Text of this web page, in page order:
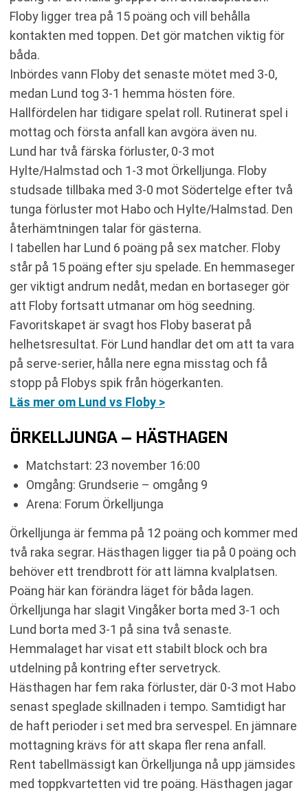
Floby ligger trea på 15 poäng och vill behålla
kontakten med toppen. Det gör matchen viktig för
båda.
Inbördes vann Floby det senaste mötet med 3-0,
medan Lund tog 3-1 hemma hösten före.
Hallfördelen har tidigare spelat roll. Rutinerat spel i
mottag och första anfall kan avgöra även nu.
Lund har två färska förluster, 0-3 mot
Hylte/Halmstad och 1-3 mot Örkelljunga. Floby
studsade tillbaka med 3-0 mot Södertelge efter två
tunga förluster mot Habo och Hylte/Halmstad. Den
återhämtningen talar för gästerna.
I tabellen har Lund 6 poäng på sex matcher. Floby
står på 15 poäng efter sju spelade. En hemmaseger
ger viktigt andrum nedåt, medan en bortaseger gör
att Floby fortsatt utmanar om hög seedning.
Favoritskapet är svagt hos Floby baserat på
helhetsresultat. För Lund handlar det om att ta vara
på serve-serier, hålla nere egna misstag och få
stopp på Flobys spik från högerkanten.
Läs mer om Lund vs Floby >
ÖRKELLJUNGA – HÄSTHAGEN
Matchstart: 23 november 16:00
Omgång: Grundserie – omgång 9
Arena: Forum Örkelljunga
Örkelljunga är femma på 12 poäng och kommer med
två raka segrar. Hästhagen ligger tia på 0 poäng och
behöver ett trendbrott för att lämna kvalplatsen.
Poäng här kan förändra läget för båda lagen.
Örkelljunga har slagit Vingåker borta med 3-1 och
Lund borta med 3-1 på sina två senaste.
Hemmalaget har visat ett stabilt block och bra
utdelning på kontring efter servetryck.
Hästhagen har fem raka förluster, där 0-3 mot Habo
senast speglade skillnaden i tempo. Samtidigt har
de haft perioder i set med bra servespel. En jämnare
mottagning krävs för att skapa fler rena anfall.
Rent tabellmässigt kan Örkelljunga nå upp jämsides
med toppkvartetten vid tre poäng. Hästhagen jagar